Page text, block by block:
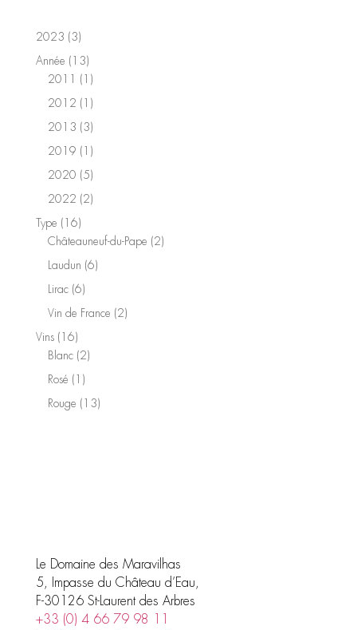
2023 33
produits
Année 1313
produits
2011 1 1
produit
2012 1 1
produit
2013 33
produits
2019 1 1
produit
2020 55
produits
2022 22
Type 1616
produits
Châteauneuf-du-Pape 22
Laudun 66
Lirac 66
produits
Vin de France 22
Vins 1616
produits
Blanc 22
Rosé 1 1
produit
Rouge 1313
Le Domaine des Maravilhas
5, Impasse du Château d’Eau,
F-30126 St-Laurent des Arbres
+33 (0) 4 66 79 98 11